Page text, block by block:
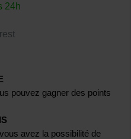
24h
pouvez gagner des points
avez la possibilité de